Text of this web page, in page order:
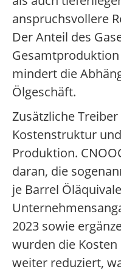
anspruchsvollere
Der Anteil des
mindert die
Ölgeschäft.
Zusätzliche
Kostenstruktur
Produktion.
daran, die
je Barrel
2023 sowie
wurden die Kosten
weiter reduziert,